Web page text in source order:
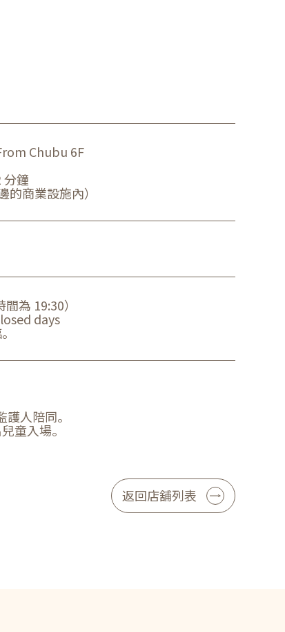
Chubu 6F
分鐘
的商業設施內）
為 19:30）
days
人陪同。
童入場。
返回店舖列表